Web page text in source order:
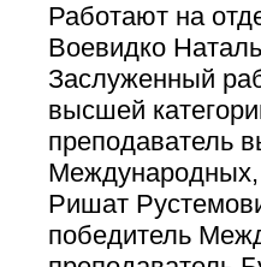
Работают на
Воевидко
Заслуженный
высшей
преподаватель
Международных,
Ришат
победитель